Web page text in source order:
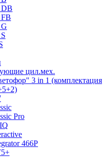
DB
FB
цил.мех.
3 in 1 (комплектация
Pro
466P